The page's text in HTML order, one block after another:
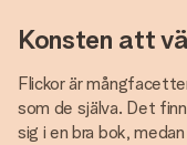
Konsten att
Flickor är
som de själva. Det
sig i en bra bok,